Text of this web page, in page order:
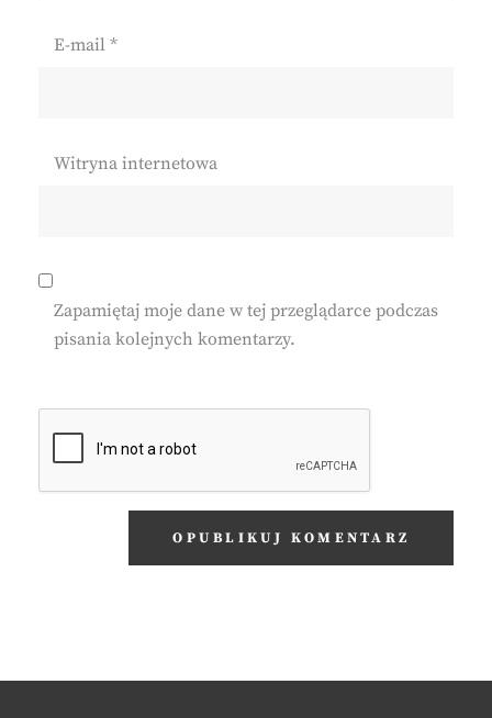
E-mail *
Witryna internetowa
Zapamiętaj moje dane w tej przeglądarce podczas
pisania kolejnych komentarzy.